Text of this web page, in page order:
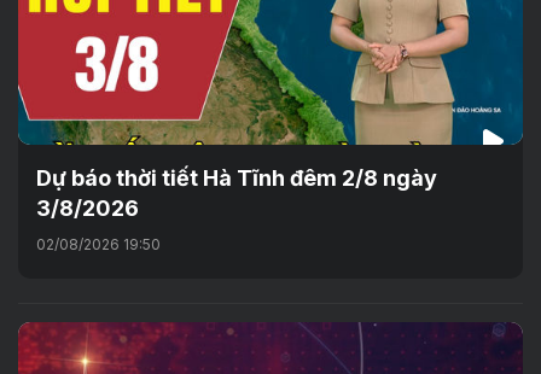
Dự báo thời tiết Hà Tĩnh đêm 2/8 ngày
3/8/2026
02/08/2026 19:50